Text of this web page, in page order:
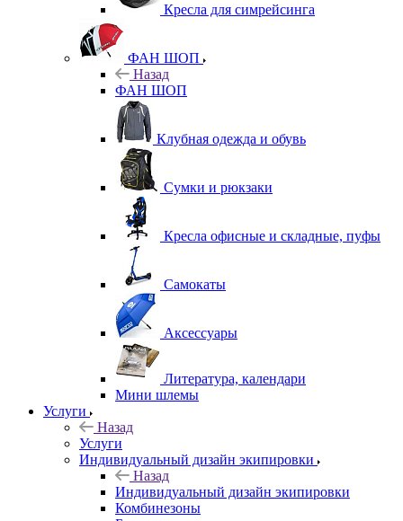
Кресла для симрейсинга
ФАН ШОП
Назад
ФАН ШОП
Клубная одежда и обувь
Сумки и рюкзаки
Кресла офисные и складные, пуфы
Самокаты
Аксессуары
Литература, календари
Мини шлемы
Услуги
Назад
Услуги
Индивидуальный дизайн экипировки
Назад
Индивидуальный дизайн экипировки
Комбинезоны